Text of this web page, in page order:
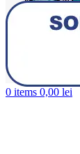
0 items 0,00 lei